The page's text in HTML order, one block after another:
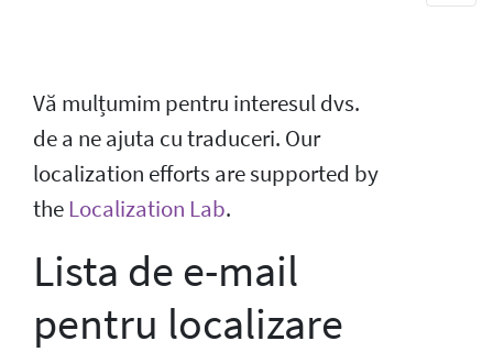
Vă mulțumim pentru interesul dvs.
de a ne ajuta cu traduceri. Our
localization efforts are supported by
the Localization Lab.
Lista de e-mail
pentru localizare